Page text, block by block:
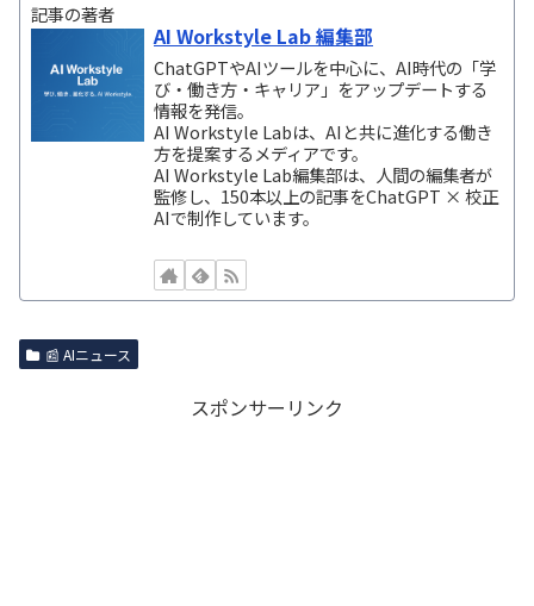
記事の著者
AI Workstyle Lab 編集部
ChatGPTやAIツールを中心に、AI時代の「学
び・働き方・キャリア」をアップデートする
情報を発信。
AI Workstyle Labは、AIと共に進化する働き
方を提案するメディアです。
AI Workstyle Lab編集部は、人間の編集者が
監修し、150本以上の記事をChatGPT × 校正
AIで制作しています。
📰 AIニュース
スポンサーリンク